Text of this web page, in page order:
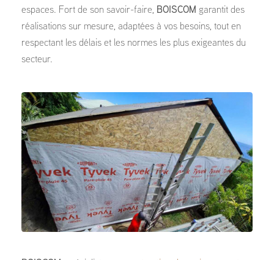
espaces. Fort de son savoir-faire, BOISCOM garantit des
réalisations sur mesure, adaptées à vos besoins, tout en
respectant les délais et les normes les plus exigeantes du
secteur.